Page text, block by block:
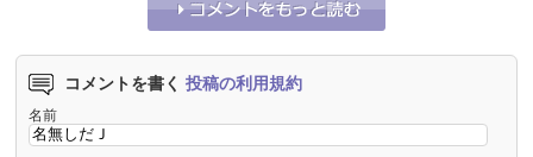
コメントを書く 投稿の利用規約
名前